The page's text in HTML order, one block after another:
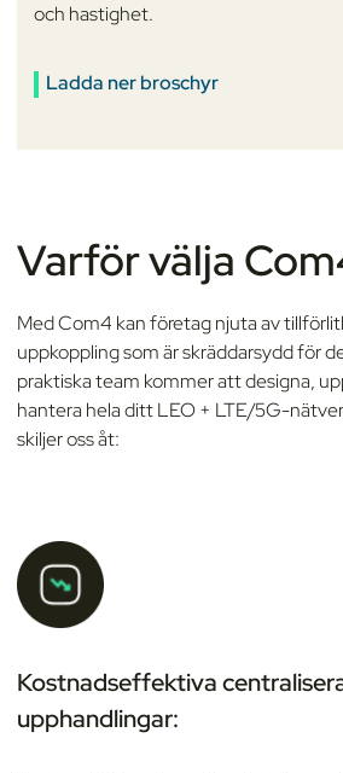
och hastighet.
Ladda ner broschyr
Varför välja
Med Com4 kan företag njuta av
uppkoppling som är skräddarsydd för
praktiska team kommer att designa,
hantera hela ditt LEO + LTE/5G-
skiljer oss åt:
Kostnadseffektiva
upphandlingar: